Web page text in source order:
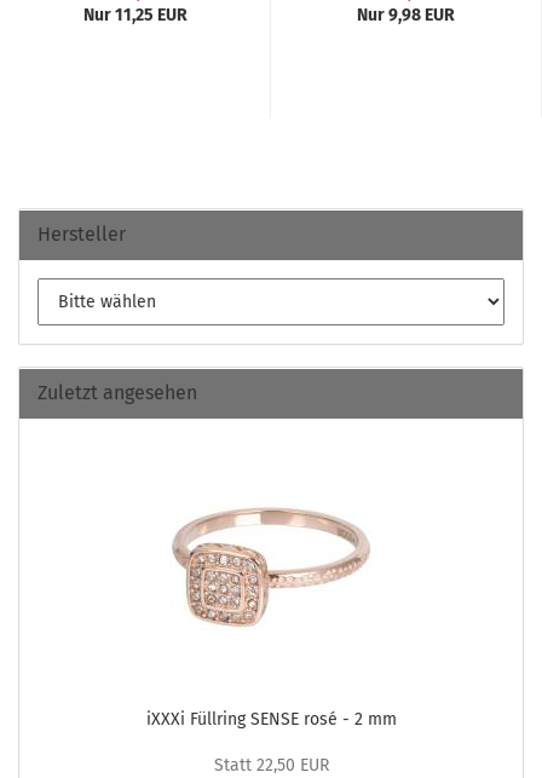
Nur 11,25 EUR
Nur 9,98 EUR
Hersteller
Zuletzt angesehen
iXXXi Füll­ring SENSE rosé - 2 mm
Statt 22,50 EUR